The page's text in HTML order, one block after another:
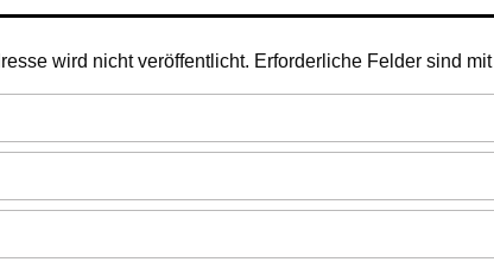
wird nicht veröffentlicht. Erforderliche Felder sind mit